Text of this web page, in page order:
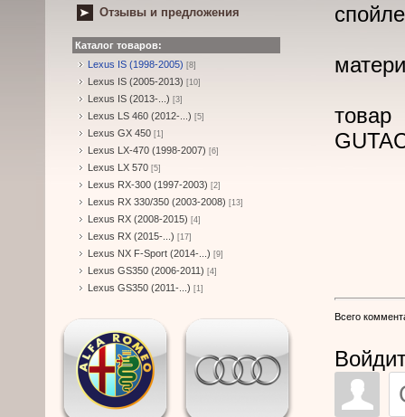
Отзывы и предложения
Каталог товаров:
Lexus IS (1998-2005) [8]
Lexus IS (2005-2013) [10]
Lexus IS (2013-...) [3]
Lexus LS 460 (2012-...) [5]
Lexus GX 450 [1]
Lexus LX-470 (1998-2007) [6]
Lexus LX 570 [5]
Lexus RX-300 (1997-2003) [2]
Lexus RX 330/350 (2003-2008) [13]
Lexus RX (2008-2015) [4]
Lexus RX (2015-...) [17]
Lexus NX F-Sport (2014-...) [9]
Lexus GS350 (2006-2011) [4]
Lexus GS350 (2011-...) [1]
Всего